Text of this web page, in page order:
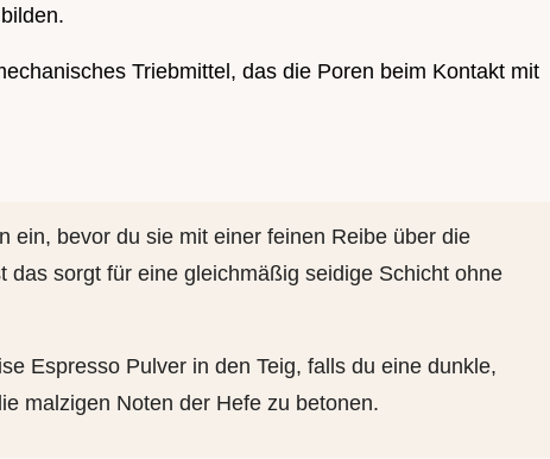
Triebmittel, das die Poren beim Kontakt mit
ein, bevor du sie mit einer feinen Reibe über die
das sorgt für eine gleichmäßig seidige Schicht ohne
Espresso Pulver in den Teig, falls du eine dunkle,
malzigen Noten der Hefe zu betonen.